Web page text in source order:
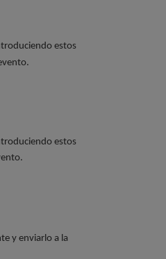
estos
estos
y enviarlo a la